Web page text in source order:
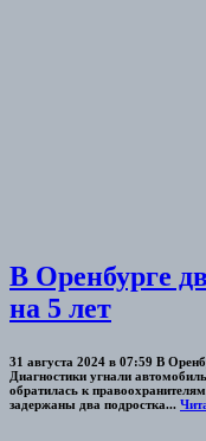
В Оренбурге
на 5 лет
31 августа 2024 в 07:59 В
Диагностики угнали
обратилась к
задержаны два подростка...